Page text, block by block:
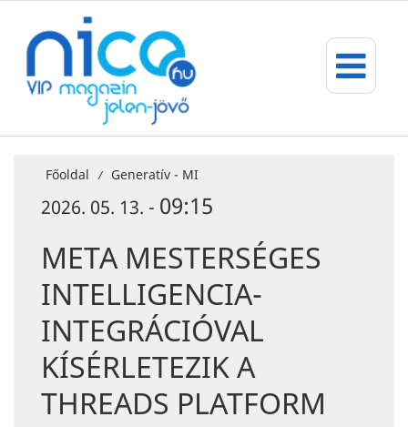
Főoldal / Generatív - MI
2026. 05. 13. - 09:15
META MESTERSÉGES
INTELLIGENCIA-
INTEGRÁCIÓVAL
KÍSÉRLETEZIK A
THREADS PLATFORM